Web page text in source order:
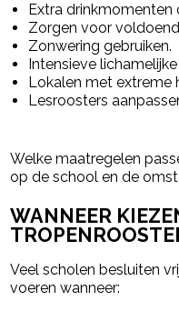
Extra drinkmomenten
Zorgen voor
Zonwering gebruiken.
Intensieve
Lokalen met extreme
Lesroosters
Welke maatregelen
op de school en de
WANNEER
Veel scholen besluiten
voeren wanneer: